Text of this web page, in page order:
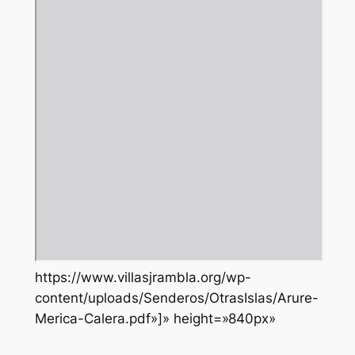
https://www.villasjrambla.org/wp-
content/uploads/Senderos/OtrasIslas/Arure-
Merica-Calera.pdf»]» height=»840px»